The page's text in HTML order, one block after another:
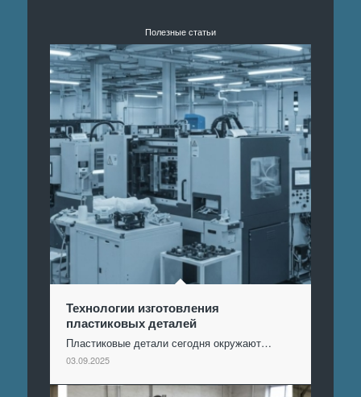
Полезные статьи
Технологии изготовления
пластиковых деталей
Пластиковые детали сегодня окружают…
03.09.2025